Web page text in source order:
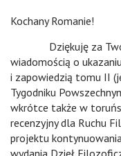
Kochany Romanie!
Dziękuję za Twój
wiadomością o
i zapowiedzią tomu II
Tygodniku
wkrótce także w
recenzyjny dla Ruchu
projektu
wydania Dzieł